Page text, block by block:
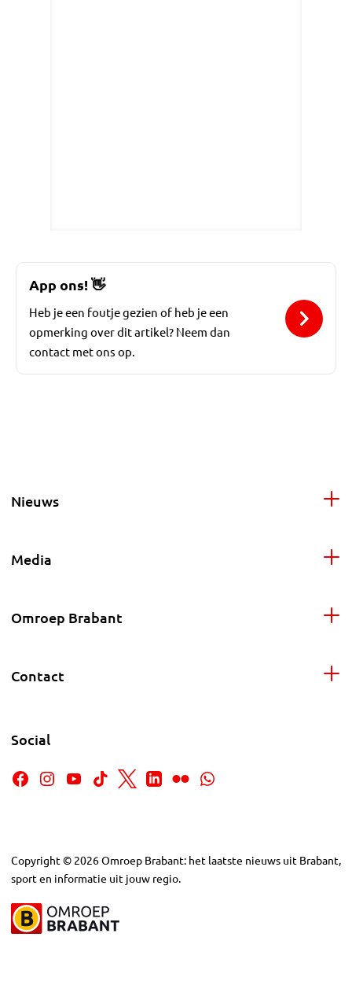
App ons!👋
Heb je een foutje gezien of heb je een
opmerking over dit artikel? Neem dan
contact met ons op.
Nieuws
Media
Omroep Brabant
Contact
Social
Copyright © 2026Omroep Brabant: het laatste nieuws uit Brabant,
sport en informatie uit jouw regio.